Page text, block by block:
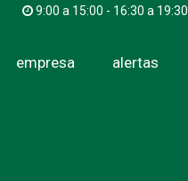
9:00 a 15:00 - 16:30 a 19:30
empresa alertas